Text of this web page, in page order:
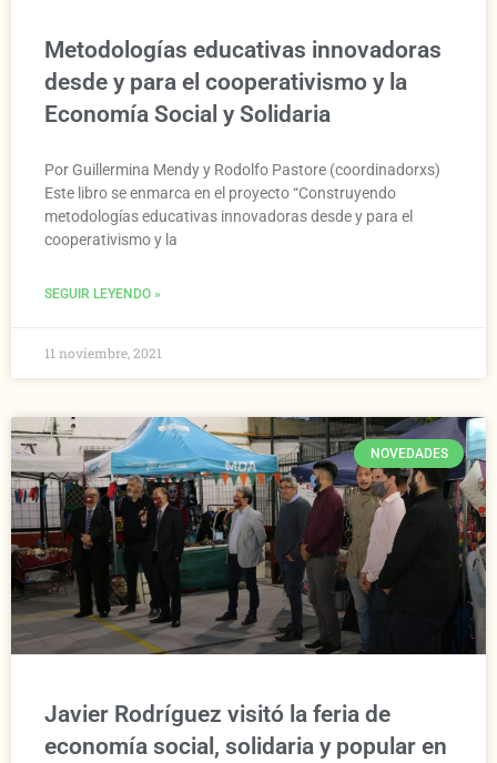
Metodologías educativas innovadoras
desde y para el cooperativismo y la
Economía Social y Solidaria
Por Guillermina Mendy y Rodolfo Pastore (coordinadorxs)
Este libro se enmarca en el proyecto “Construyendo
metodologías educativas innovadoras desde y para el
cooperativismo y la
SEGUIR LEYENDO »
11 noviembre, 2021
NOVEDADES
Javier Rodríguez visitó la feria de
economía social, solidaria y popular en